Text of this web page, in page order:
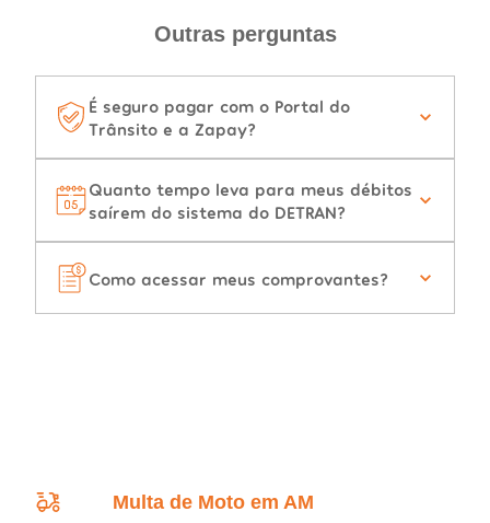
Outras perguntas
É seguro pagar com o Portal do
Trânsito e a Zapay?
Quanto tempo leva para meus débitos
saírem do sistema do DETRAN?
Como acessar meus comprovantes?
Multa de Moto em AM